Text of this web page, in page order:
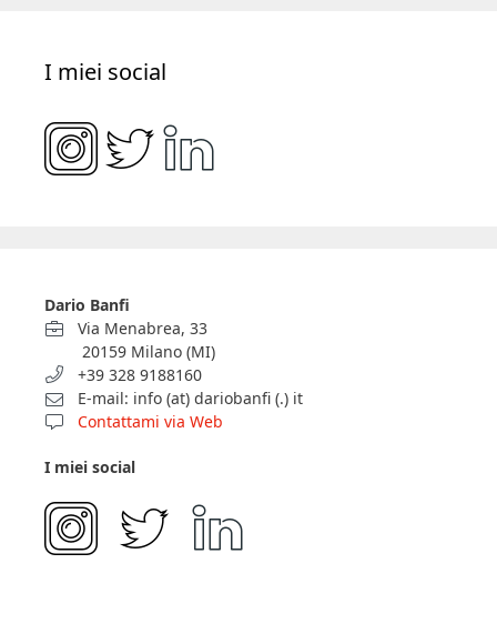
I miei social
Dario Banfi
Via Menabrea, 33
20159 Milano (MI)
+39 328 9188160
E-mail: info (at) dariobanfi (.) it
Contattami via Web
I miei social